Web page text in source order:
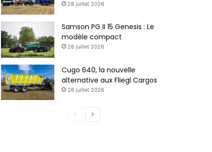
28 juillet 2026
Samson PG II 15 Genesis : Le
modèle compact
28 juillet 2026
Cugo 640, la nouvelle
alternative aux Fliegl Cargos
28 juillet 2026
P